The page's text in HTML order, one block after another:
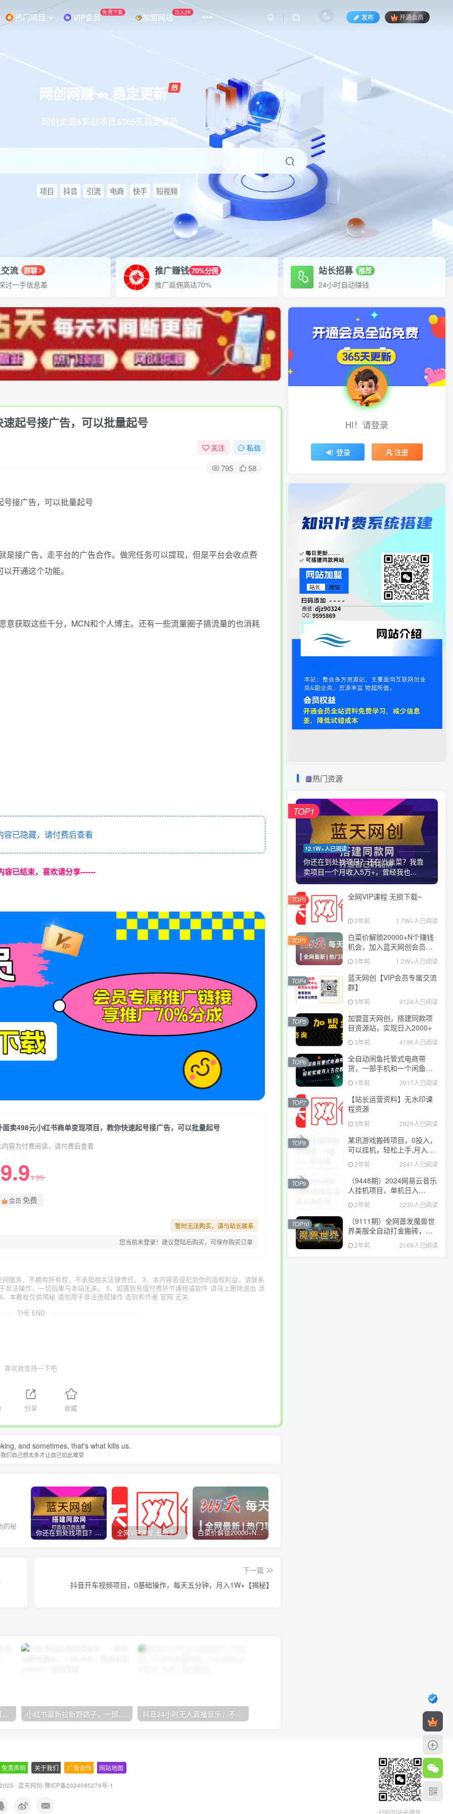
热门项目 VIP会员 免费下载 加盟网站 日入2K
发布 开通会员
网创网赚 ∞ 稳定更新
网创资源&实战项目&365天稳定更新
项目 抖音 引流 电商 快手 短视频
流 群聊
讨一手信息差
推广赚钱 70%分佣
推广返佣高达70%
站长招募 推荐
24小时自动赚钱
起号接广告，可以批量起号
关注 私信
795 58
接广告，走平台的广告合作。做完任务可以提现，但是平台会收点费
开通这个功能。
获取这些千分，MCN和个人博主。还有一些流量圈子搞流量的也消耗
已隐藏，请付费后查看
容已结束，喜欢请分享------
面卖498元小红书商单变现项目，教你快速起号接广告，可以批量起号
内容为付费阅读，请付费后查看
9.9¥99
会员 免费
暂时无法购买，请与站长联系
您当前未登录！建议登陆后购买，可保存购买订单
服务，不拥有所有权，不承担相关法律责任。 3、本内容若侵犯到你的版权利益，请联系
法操作，一切后果与本站无关。 5、如遇到充值付费环节课程或软件 请马上删除退出 涉
本教程仅供揭秘 请勿用于非法违规操作 否则和作者 官网 无关
THE END
喜欢就支持一下吧
分享 收藏
and sometimes, that's what kills us.
们自己想太多才让自己如此难受
的秘
你还在到处找项目？还在当韭菜？我靠卖项目一个月收入5万+，曾经我也是个失败者。 全网VIP课程 无损下载~ 白菜价解锁20000+N个赚钱机会，加入蓝天网创会员，全站资源免费学习。
下一篇
抖音开车视频项目，0基础操作，每天五分钟，月入1W+【揭秘】
无限接码撸红包单号0.75项目无偿分享给你【揭秘】 小红书最新拉新野路子，一部手机即可操作，一单15块，做得好日入2000+ 抖音24小时无人直播音乐，不违规，不封号纯撸音浪，小白实操当天日入1000+
HI！请登录
登录 注册
热门资源
12.1W+人已阅读
你还在到处找项目？还在当韭菜？我靠
卖项目一个月收入5万+，曾经我也...
TOP1
全网VIP课程 无损下载~
2年前 1.7W+人已阅读
TOP2
白菜价解锁20000+N个赚钱
机会，加入蓝天网创会员，
全站资源免费学习。
3年前 1.2W+人已阅读
TOP3
蓝天网创【VIP会员专属交流
群】
3年前 9124人已阅读
TOP4
加盟蓝天网创，搭建同款项
目资源站，实现日入2000+
3年前 4196人已阅读
TOP5
全自动闲鱼托管式电商带
货，一部手机和一个闲鱼号
就可以开干，轻松实现月入
五位数
1年前 3917人已阅读
TOP6
【站长运营资料】无水印课
程资源
3年前 2829人已阅读
TOP7
某讯游戏搬砖项目，0投入，
可以挂机，轻松上手,月入
3000+上不封顶
2年前 2241人已阅读
TOP8
（9448期）2024网易云音乐
人挂机项目，单机日入
150+，无脑月入5000+
2年前 2230人已阅读
TOP9
（9111期）全网首发魔兽世
界美服全自动打金搬砖，日
入1000+，简单好操作，保
姆级教学
2年前 2169人已阅读
TOP10
免责声明 关于我们 广告合作 网站地图
· 蓝天网创-豫ICP备2024095279号-1
扫码加站长微信